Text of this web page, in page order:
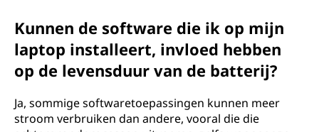
Kunnen de software die ik op mijn
laptop installeert, invloed hebben
op de levensduur van de batterij?
Ja, sommige softwaretoepassingen kunnen meer
stroom verbruiken dan andere, vooral die die